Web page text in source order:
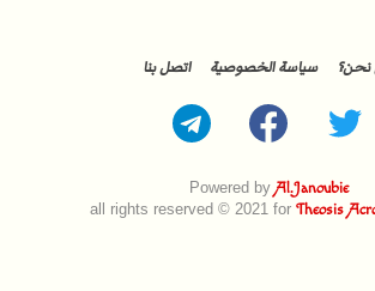
Powered by Al.Janoubie
all rights reserved © 2021 for Theosis
سياسة الخصوصية اتصل بنا